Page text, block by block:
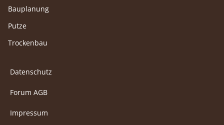
Bauplanung
Putze
Trockenbau
Datenschutz
Forum AGB
Impressum